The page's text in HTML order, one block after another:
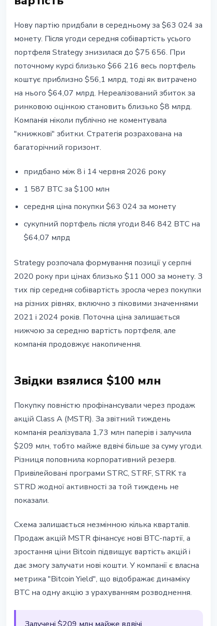
Нову партію придбали в середньому за $63 024 за
монету. Після угоди середня собівартість усього
портфеля Strategy знизилася до $75 656. При
поточному курсі близько $66 216 весь портфель
коштує приблизно $56,1 млрд, тоді як витрачено
на нього $64,07 млрд. Нереалізований збиток за
ринковою оцінкою становить близько $8 млрд.
Компанія ніколи публічно не коментувала
"книжкові" збитки. Стратегія розрахована на
багаторічний горизонт.
придбано між 8 і 14 червня 2026 року
1 587 BTC за $100 млн
середня ціна покупки $63 024 за монету
сукупний портфель після угоди 846 842 BTC на
$64,07 млрд
Strategy розпочала формування позиції у серпні
2020 року при цінах близько $11 000 за монету. З
тих пір середня собівартість зросла через покупки
на різних рівнях, включно з піковими значеннями
2021 і 2024 років. Поточна ціна залишається
нижчою за середню вартість портфеля, але
компанія продовжує накопичення.
Звідки взялися $100 млн
Покупку повністю профінансували через продаж
акцій Class A (MSTR). За звітний тиждень
компанія реалізувала 1,73 млн паперів і залучила
$209 млн, тобто майже вдвічі більше за суму угоди.
Різниця поповнила корпоративний резерв.
Привілейовані програми STRC, STRF, STRK та
STRD жодної активності за той тиждень не
показали.
Схема залишається незмінною кілька кварталів.
Продаж акцій MSTR фінансує нові BTC-партії, а
зростання ціни Bitcoin підвищує вартість акцій і
дає змогу залучати нові кошти. У компанії є власна
метрика "Bitcoin Yield", що відображає динаміку
BTC на одну акцію з урахуванням розводнення.